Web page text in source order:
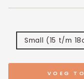
Small (15 t/m
VOEG